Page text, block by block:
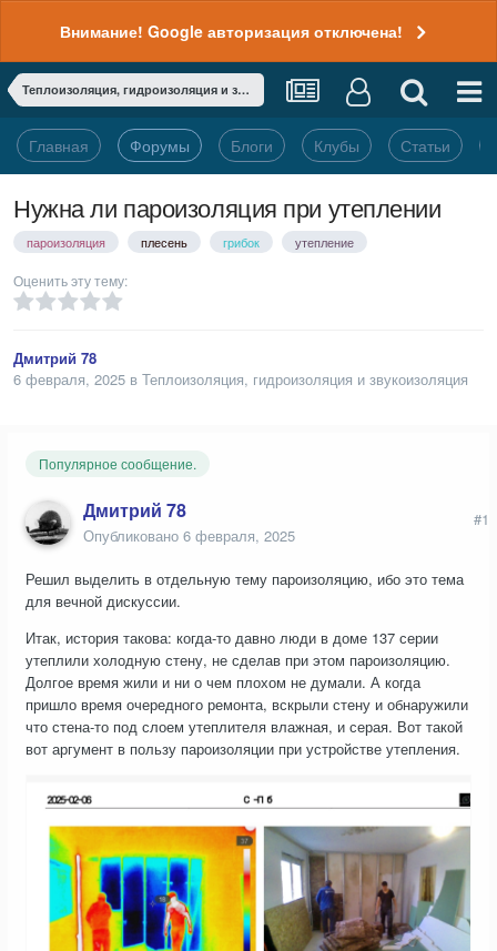
Внимание! Google авторизация отключена!
Теплоизоляция, гидроизоляция и звукоизоляция
Главная Форумы Блоги Клубы Статьи
Нужна ли пароизоляция при утеплении
пароизоляция плесень грибок утепление
Оценить эту тему:
Дмитрий 78
6 февраля, 2025 в Теплоизоляция, гидроизоляция и звукоизоляция
Популярное сообщение.
Дмитрий 78
Опубликовано 6 февраля, 2025
#1
Решил выделить в отдельную тему пароизоляцию, ибо это тема
для вечной дискуссии.
Итак, история такова: когда-то давно люди в доме 137 серии
утеплили холодную стену, не сделав при этом пароизоляцию.
Долгое время жили и ни о чем плохом не думали. А когда
пришло время очередного ремонта, вскрыли стену и обнаружили
что стена-то под слоем утеплителя влажная, и серая. Вот такой
вот аргумент в пользу пароизоляции при устройстве утепления.